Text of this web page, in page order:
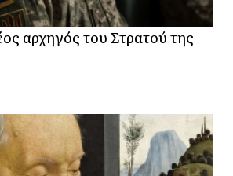
αρχηγός του Στρατού της